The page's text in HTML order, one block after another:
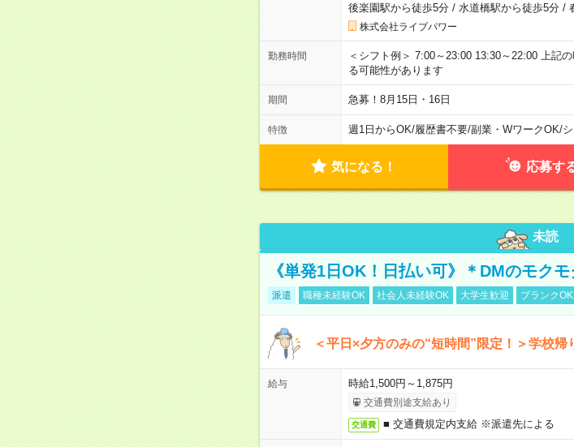
後楽園駅から徒歩5分/ 水道橋駅から徒歩5分/
株式会社ライブパワー
勤務時間
＜シフト例＞ 7:00～23:00 13:30～22:00 上記
る可能性があります
期間 急募！8月15日・16日
特徴 週1日からOK/履歴書不要/副業・WワークOK/
気になる！ 応募す
未読
《単発1日OK！日払い可》＊DMのモク
派遣 職種未経験OK 社会人未経験OK 大学生歓迎 ブランクOK
＜平日×夕方のみの“短時間”限定！＞学校
給与 時給1,500円～1,875円
交通費別途支給あり
交通費 ■ 交通費規定内支給 ※派遣先による